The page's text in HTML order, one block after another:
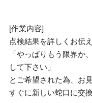
[作業内容]
点検結果を詳しくお伝
「やっぱりもう限界か
して下さい」
とご希望された為、お
すぐに新しい蛇口に交